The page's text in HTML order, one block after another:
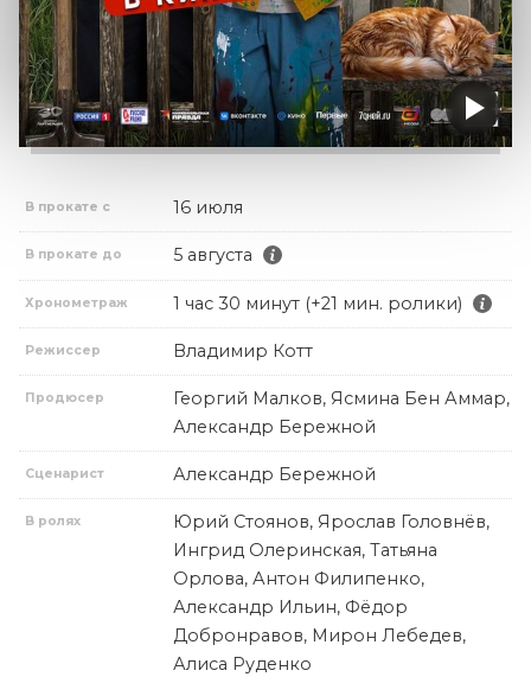
В прокате с 16 июля
В прокате до 5 августа
Хронометраж 1 час 30 минут (+21 мин. ролики)
Режиссер Владимир Котт
Продюсер
Георгий Малков, Ясмина Бен Аммар,
Александр Бережной
Сценарист Александр Бережной
В ролях
Юрий Стоянов, Ярослав Головнёв,
Ингрид Олеринская, Татьяна
Орлова, Антон Филипенко,
Александр Ильин, Фёдор
Добронравов, Мирон Лебедев,
Алиса Руденко